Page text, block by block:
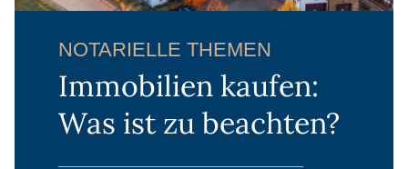
NOTARIELLE THEMEN
Immobilien kaufen:
Was ist zu beachten?